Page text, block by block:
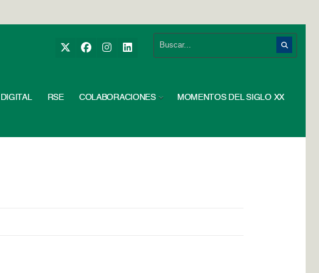
RSE COLABORACIONES MOMENTOS DEL SIGLO XX